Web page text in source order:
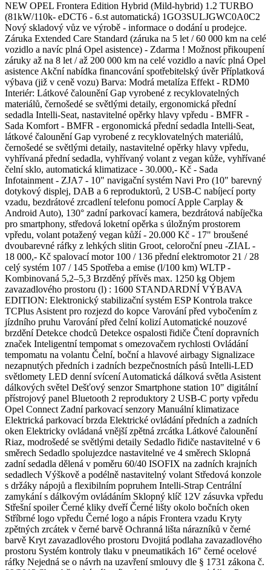
NEW OPEL Frontera Edition Hybrid (Mild-hybrid) 1.2 TURBO
(81kW/110k- eDCT6 - 6.st automatická) 1GO3SULJGWC0A0C2
Nový skladový vůz ve výrobě - informace o dodání u prodejce.
Záruka Extended Care Standard (záruka na 5 let / 60 000 km na celé
vozidlo a navíc plná Opel asistence) - Zdarma ! Možnost přikoupení
záruky až na 8 let / až 200 000 km na celé vozidlo a navíc plná Opel
asistence Akční nabídka financování spotřebitelský úvěr Příplatková
výbava (již v ceně vozu) Barva: Modrá metalíza Effekt - RDM0
Interiér: Látkové čalounění Gap vyrobené z recyklovatelných
materiálů, černošedé se světlými detaily, ergonomická přední
sedadla Intelli-Seat, nastavitelné opěrky hlavy vpředu - BMFR -
Sada Komfort - BMFR - ergonomická přední sedadla Intelli-Seat,
látkové čalounění Gap vyrobené z recyklovatelných materiálů,
černošedé se světlými detaily, nastavitelné opěrky hlavy vpředu,
vyhřívaná přední sedadla, vyhřívaný volant z vegan kůže, vyhřívané
čelní sklo, automatická klimatizace - 30.000,- Kč - Sada
Infotainment - ZJA7 - 10" navigační systém Navi Pro (10" barevný
dotykový displej, DAB a 6 reproduktorů, 2 USB-C nabíjecí porty
vzadu, bezdrátové zrcadlení telefonu pomocí Apple Carplay &
Android Auto), 130° zadní parkovací kamera, bezdrátová nabíječka
pro smartphony, středová loketní opěrka s úložným prostorem
vpředu, volant potažený vegan kůží - 20.000 Kč - 17" broušené
dvoubarevné ráfky z lehkých slitin Groot, celoroční pneu -ZIAL -
18 000,- Kč spalovací motor 100 / 136 přední elektromotor 21 / 28
celý systém 107 / 145 Spotřeba a emise (l/100 km) WLTP -
Kombinovaná 5,2–5,3 Brzděný přívěs max. 1250 kg Objem
zavazadlového prostoru (l) : 1600 STANDARDNÍ VÝBAVA
EDITION: Elektronický stabilizační systém ESP Kontrola trakce
TCPlus Asistent pro rozjezd do kopce Varování před vybočením z
jízdního pruhu Varování před čelní kolizí Automatické nouzové
brzdění Detekce chodců Detekce ospalosti řidiče Čtení dopravních
značek Inteligentní tempomat s omezovačem rychlosti Ovládání
tempomatu na volantu Čelní, boční a hlavové airbagy Signalizace
nezapnutých předních i zadních bezpečnostních pásů Intelli-LED
světlomety LED denní svícení Automatická dálková světla Asistent
dálkových světel Dešťový senzor Smartphone station 10" digitální
přístrojový panel Bluetooth 2 reproduktory 2 USB-C porty vpředu
Opel Connect Zadní parkovací senzory Manuální klimatizace
Elektrická parkovací brzda Elektrické ovládání předních a zadních
oken Elektricky ovládaná vnější zpětná zrcátka Látkové čalounění
Riaz, modrošedé se světlými detaily Sedadlo řidiče nastavitelné v 6
směrech Sedadlo spolujezdce nastavitelné ve 4 směrech Sklopná
zadní sedadla dělená v poměru 60/40 ISOFIX na zadních krajních
sedadlech Výškově a podélně nastavitelný volant Středová konzole
s držáky nápojů a flexibilním popruhem Intelli-Strap Centrální
zamykání s dálkovým ovládáním Sklopný klíč 12V zásuvka vpředu
Střešní spoiler Černé kliky dveří Černé lišty okolo bočních oken
Stříbrné logo vpředu Černé logo a nápis Frontera vzadu Kryty
zpětných zrcátek v černé barvě Ochranná lišta nárazníků v černé
barvě Kryt zavazadlového prostoru Dvojitá podlaha zavazadlového
prostoru Systém kontroly tlaku v pneumatikách 16" černé ocelové
ráfky Nejedná se o návrh na uzavření smlouvy dle § 1731 zákona č.